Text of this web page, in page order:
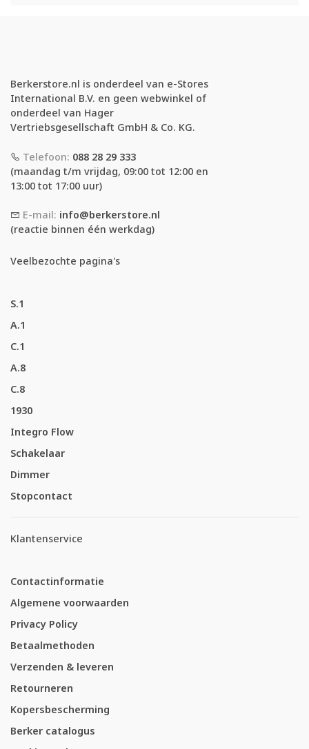
Berkerstore.nl is onderdeel van e-Stores
International B.V. en geen webwinkel of
onderdeel van Hager
Vertriebsgesellschaft GmbH & Co. KG.
Telefoon: 088 28 29 333
(maandag t/m vrijdag, 09:00 tot 12:00 en
13:00 tot 17:00 uur)
E-mail: info@berkerstore.nl
(reactie binnen één werkdag)
Veelbezochte pagina's
S.1
A.1
C.1
A.8
C.8
1930
Integro Flow
Schakelaar
Dimmer
Stopcontact
Klantenservice
Contactinformatie
Algemene voorwaarden
Privacy Policy
Betaalmethoden
Verzenden & leveren
Retourneren
Kopersbescherming
Berker catalogus